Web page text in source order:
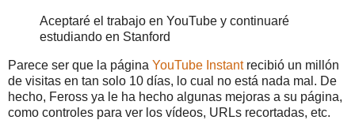
Aceptaré el trabajo en YouTube y continuaré
estudiando en Stanford
Parece ser que la página YouTube Instantrecibió un millón
de visitas en tan solo 10 días, lo cual no está nada mal. De
hecho, Feross ya le ha hecho algunas mejoras a su página,
como controles para ver los vídeos, URLs recortadas, etc.